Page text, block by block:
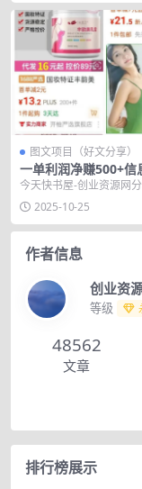
图文项目（好文分享）
一单利润净赚500+信
暴利项目
今天快书屋-创业资源网
单利润净赚500+信息差偏
目，在互联网时...
2025-10-25
作者信息
创业资
等级
48562
文章
排行榜展示